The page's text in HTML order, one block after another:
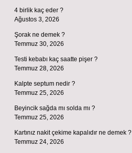
4 birlik kaç eder ?
Ağustos 3, 2026
Şorak ne demek ?
Temmuz 30, 2026
Testi kebabı kaç saatte pişer ?
Temmuz 28, 2026
Kalpte septum nedir ?
Temmuz 25, 2026
Beyincik sağda mı solda mı ?
Temmuz 25, 2026
Kartınız nakit çekime kapalıdır ne demek ?
Temmuz 24, 2026